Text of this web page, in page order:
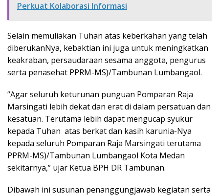
Perkuat Kolaborasi Informasi
Selain memuliakan Tuhan atas keberkahan yang telah
diberukanNya, kebaktian ini juga untuk meningkatkan
keakraban, persaudaraan sesama anggota, pengurus
serta penasehat PPRM-MS)/Tambunan Lumbangaol.
“Agar seluruh keturunan punguan Pomparan Raja
Marsingati lebih dekat dan erat di dalam persatuan dan
kesatuan. Terutama lebih dapat mengucap syukur
kepada Tuhan atas berkat dan kasih karunia-Nya
kepada seluruh Pomparan Raja Marsingati terutama
PPRM-MS)/Tambunan Lumbangaol Kota Medan
sekitarnya,” ujar Ketua BPH DR Tambunan.
Dibawah ini susunan penanggungjawab kegiatan serta